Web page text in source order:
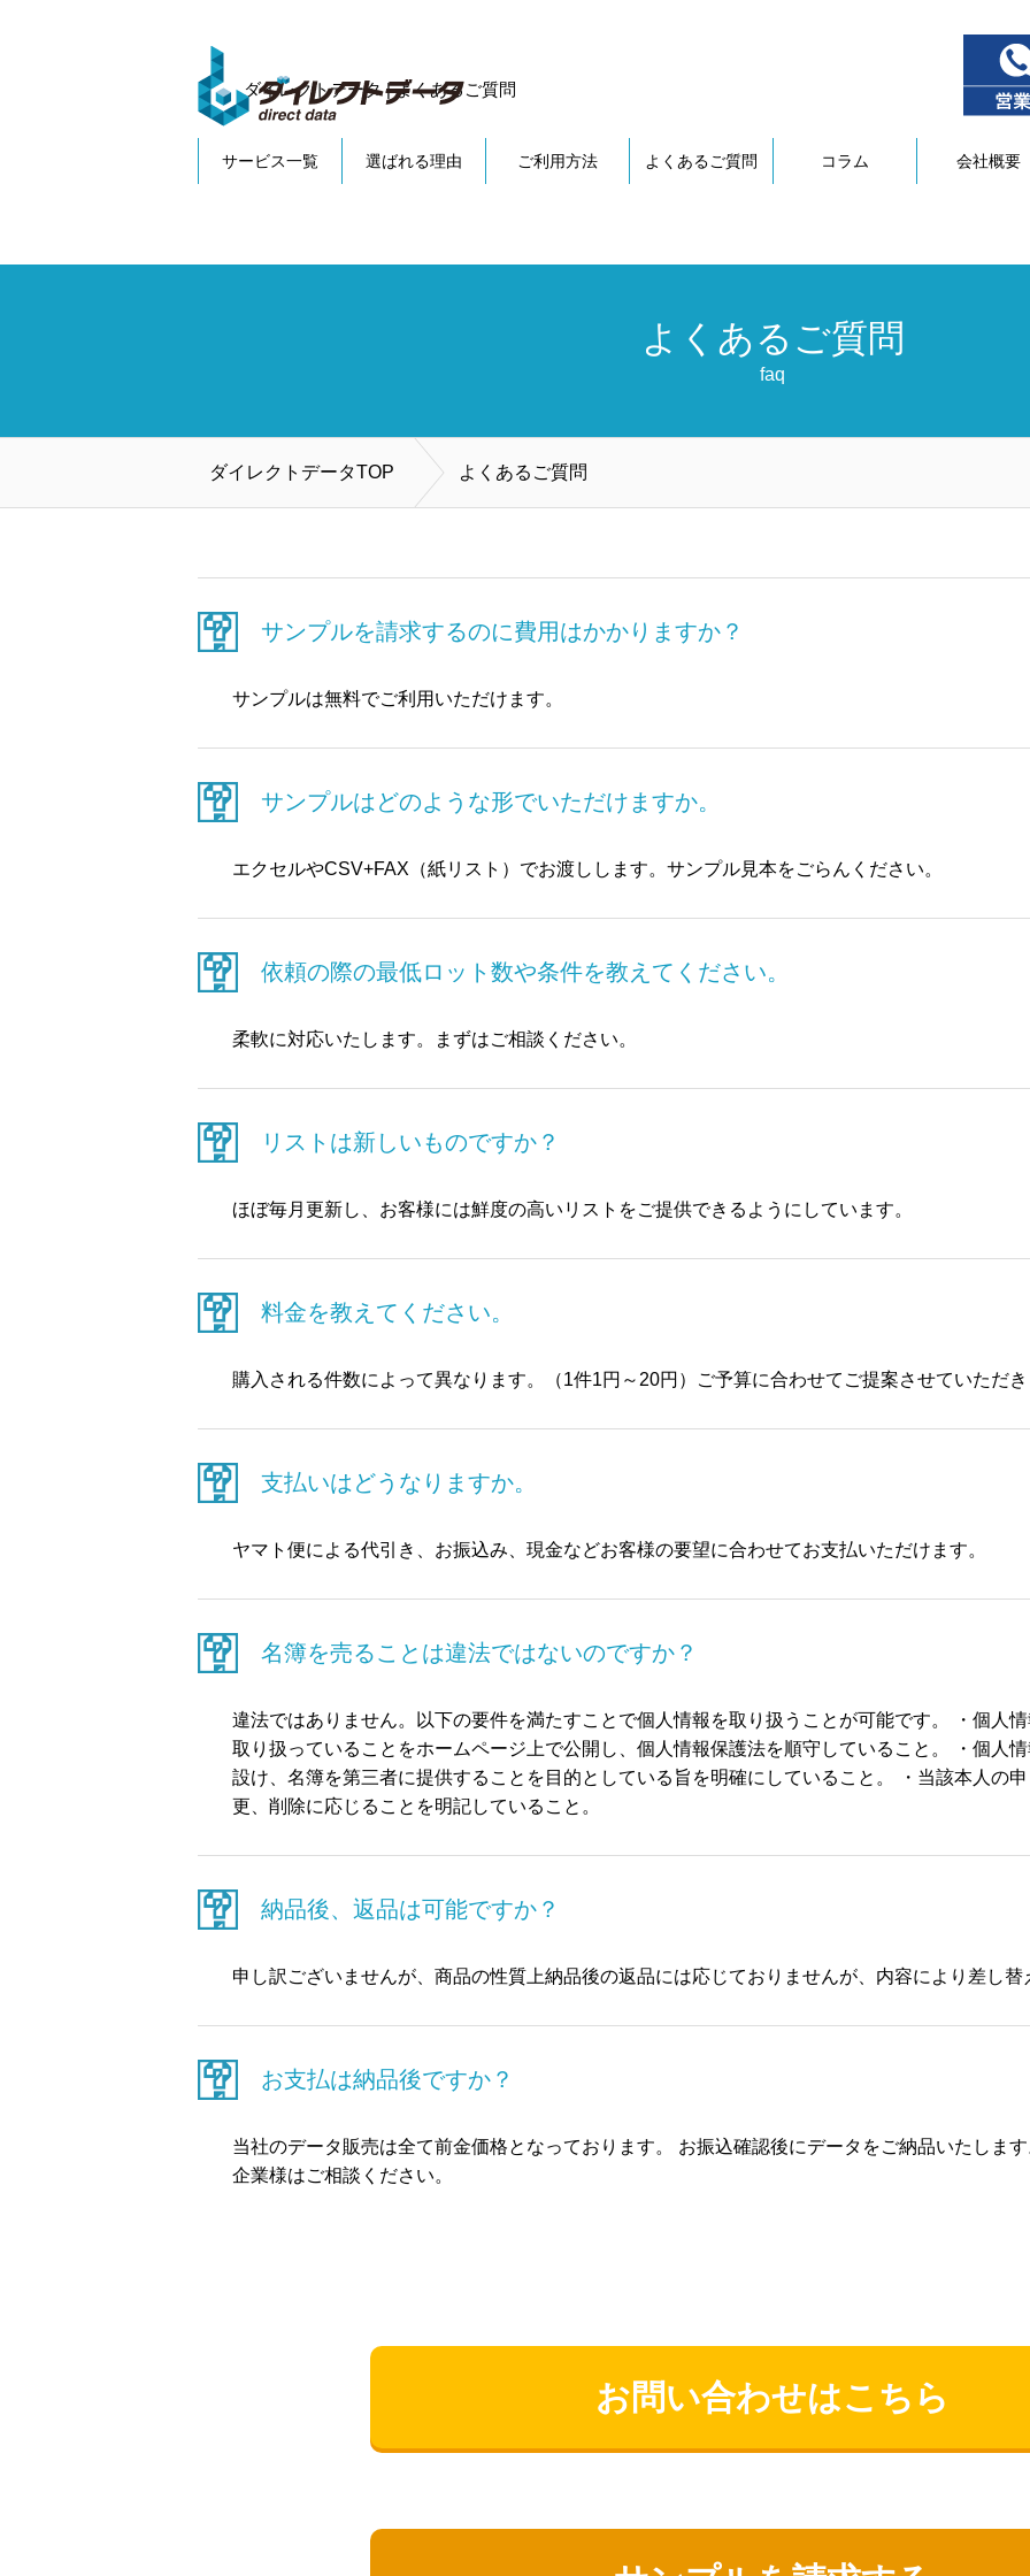
ダイレクトデータ | よくあるご質問
サービス一覧 選ばれる理由 ご利用方法 よくあるご質問 コラム 会社概要
よくあるご質問
faq
ダイレクトデータTOP よくあるご質問
サンプルを請求するのに費用はかかりますか？
サンプルは無料でご利用いただけます。
サンプルはどのような形でいただけますか。
エクセルやCSV+FAX（紙リスト）でお渡しします。サンプル見本をごらんください。
依頼の際の最低ロット数や条件を教えてください。
柔軟に対応いたします。まずはご相談ください。
リストは新しいものですか？
ほぼ毎月更新し、お客様には鮮度の高いリストをご提供できるようにしています。
料金を教えてください。
購入される件数によって異なります。（1件1円～20円）ご予算に合わせてご提案させていただ
支払いはどうなりますか。
ヤマト便による代引き、お振込み、現金などお客様の要望に合わせてお支払いただけます。
名簿を売ることは違法ではないのですか？
違法ではありません。以下の要件を満たすことで個人情報を取り扱うことが可能です。 ・個人
取り扱っていることをホームページ上で公開し、個人情報保護法を順守していること。 ・個人
設け、名簿を第三者に提供することを目的としている旨を明確にしていること。 ・当該本人の
更、削除に応じることを明記していること。
納品後、返品は可能ですか？
申し訳ございませんが、商品の性質上納品後の返品には応じておりませんが、内容により差し
お支払は納品後ですか？
当社のデータ販売は全て前金価格となっております。 お振込確認後にデータをご納品いたしま
企業様はご相談ください。
お問い合わせはこちら